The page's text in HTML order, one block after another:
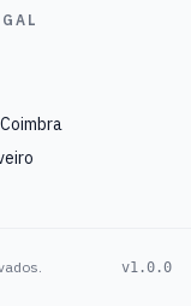
v1.0.0